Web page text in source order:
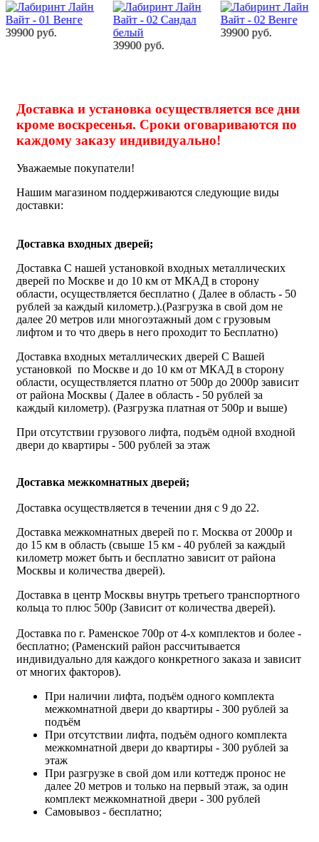
39900 руб.
39900 руб.
39900 руб.
Доставка и установка осуществляется все дни
кроме воскресенья. Сроки оговариваются по
каждому заказу индивидуально!
Уважаемые покупатели!
Нашим магазином поддерживаются следующие виды
доставки:
Доставка входных дверей;
Доставка С нашей установкой входных металлических
дверей по Москве и до 10 км от МКАД в сторону
области, осуществляется бесплатно ( Далее в область - 50
рублей за каждый километр.).(Разгрузка в свой дом не
далее 20 метров или многоэтажный дом с грузовым
лифтом и то что дверь в него проходит то Бесплатно)
Доставка входных металлических дверей С Вашей
установкой по Москве и до 10 км от МКАД в сторону
области, осуществляется платно от 500р до 2000р зависит
от района Москвы ( Далее в область - 50 рублей за
каждый километр). (Разгрузка платная от 500р и выше)
При отсутствии грузового лифта, подъём одной входной
двери до квартиры - 500 рублей за этаж
Доставка межкомнатных дверей;
Доставка осуществляется в течении дня с 9 до 22.
Доставка межкомнатных дверей по г. Москва от 2000р и
до 15 км в область (свыше 15 км - 40 рублей за каждый
километр может быть и бесплатно зависит от района
Москвы и количества дверей).
Доставка в центр Москвы внутрь третьего транспортного
кольца то плюс 500р (Зависит от количества дверей).
Доставка по г. Раменское 700р от 4-х комплектов и более -
бесплатно; (Раменский район рассчитывается
индивидуально для каждого конкретного заказа и зависит
от многих факторов).
При наличии лифта, подъём одного комплекта
межкомнатной двери до квартиры - 300 рублей за
подъём
При отсутствии лифта, подъём одного комплекта
межкомнатной двери до квартиры - 300 рублей за
этаж
При разгрузке в свой дом или коттедж пронос не
далее 20 метров и только на первый этаж, за один
комплект межкомнатной двери - 300 рублей
Самовывоз - бесплатно;